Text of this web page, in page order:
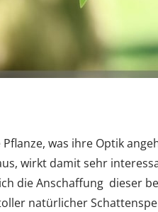
was ihre Optik
wirkt damit sehr
die Anschaffung dieser
natürlicher